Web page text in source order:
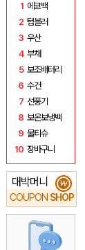
1 에코백
2 텀블러
3 우산
4 부채
5 보조배터리
6 수건
7 선풍기
8 보온보냉백
9 물티슈
10 장바구니
대박머니
COUPON SHOP
₩